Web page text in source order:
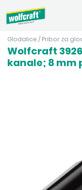
Glodalice / Pribor za
Wolfcraft
kanale; 8 mm